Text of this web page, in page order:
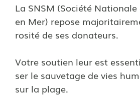
La SNSM (Société
en Mer) repose
ro­sité de ses dona­teurs.
Votre soutien leur est
ser le sauve­tage de vies
sur la plage.